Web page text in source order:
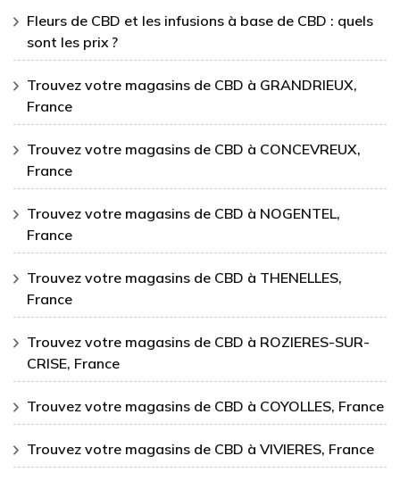
Fleurs de CBD et les infusions à base de CBD : quels
sont les prix ?
Trouvez votre magasins de CBD à GRANDRIEUX,
France
Trouvez votre magasins de CBD à CONCEVREUX,
France
Trouvez votre magasins de CBD à NOGENTEL,
France
Trouvez votre magasins de CBD à THENELLES,
France
Trouvez votre magasins de CBD à ROZIERES-SUR-
CRISE, France
Trouvez votre magasins de CBD à COYOLLES, France
Trouvez votre magasins de CBD à VIVIERES, France